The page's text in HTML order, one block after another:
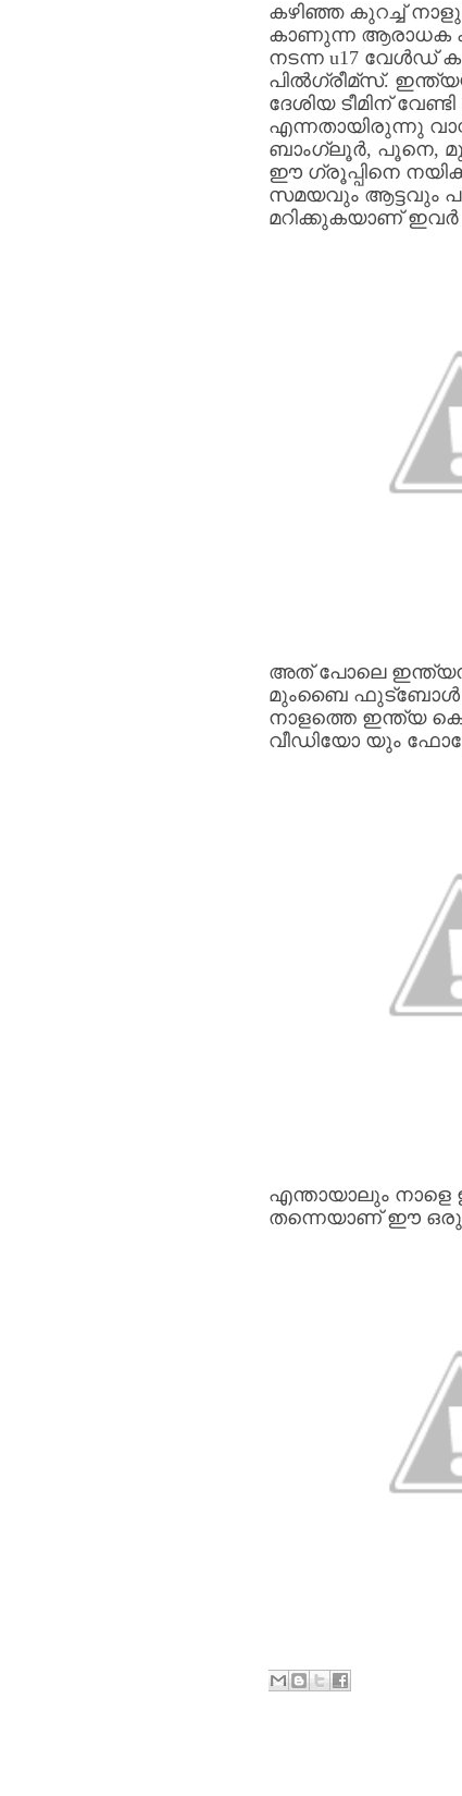
കഴിഞ്ഞ കുറച്ച്‌
കാണുന്ന ആരാധക
നടന്ന u17 വേൾഡ്
പിൽഗ്രീമ്സ്.
ദേശിയ ടീമിന് വേണ്ടി
എന്നതായിരുന്നു
ബാംഗ്ലൂർ, പൂനെ,
ഈ ഗ്രൂപ്പിനെ
സമയവും ആട്ടവും
മറിക്കുകയാണ് ഇവർ
അത് പോലെ
മുംബൈ ഫുട്ബോൾ
നാളത്തെ ഇന്ത്യ
വീഡിയോ യും
എന്തായാലും നാളെ
തന്നെയാണ് ഈ